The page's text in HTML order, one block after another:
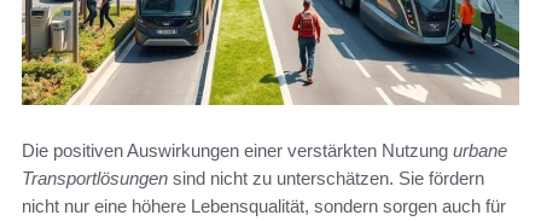
Die positiven Auswirkungen einer verstärkten Nutzung urbane
Transportlösungen sind nicht zu unterschätzen. Sie fördern
nicht nur eine höhere Lebensqualität, sondern sorgen auch für